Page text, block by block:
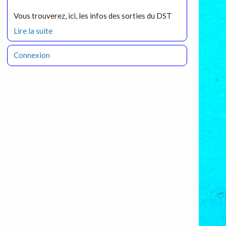
Vous trouverez, ici, les infos des sorties du DST
Lire la suite
Connexion